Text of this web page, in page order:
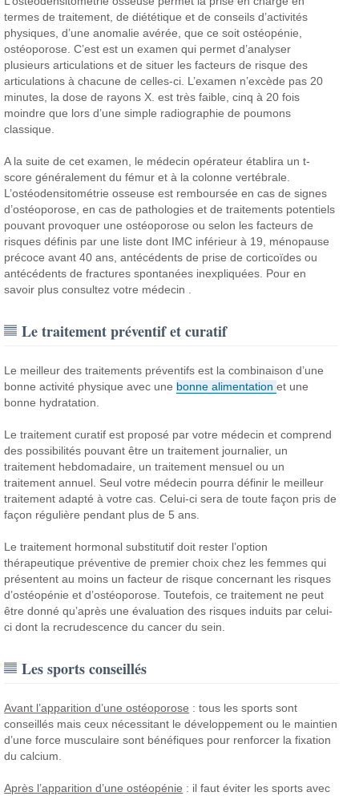
termes de traitement, de diététique et de conseils d’activités
physiques, d’une anomalie avérée, que ce soit ostéopénie,
ostéoporose. C’est est un examen qui permet d’analyser
plusieurs articulations et de situer les facteurs de risque des
articulations à chacune de celles-ci. L’examen n’excède pas 20
minutes, la dose de rayons X. est très faible, cinq à 20 fois
moindre que lors d’une simple radiographie de poumons
classique.
A la suite de cet examen, le médecin opérateur établira un t-
score généralement du fémur et à la colonne vertébrale.
L’ostéodensitométrie osseuse est remboursée en cas de signes
d’ostéoporose, en cas de pathologies et de traitements potentiels
pouvant provoquer une ostéoporose ou selon les facteurs de
risques définis par une liste dont IMC inférieur à 19, ménopause
précoce avant 40 ans, antécédents de prise de corticoïdes ou
antécédents de fractures spontanées inexpliquées. Pour en
savoir plus consultez votre médecin .
Le traitement préventif et curatif
Le meilleur des traitements préventifs est la combinaison d’une
bonne activité physique avec une bonne alimentationet une
bonne hydratation.
Le traitement curatif est proposé par votre médecin et comprend
des possibilités pouvant être un traitement journalier, un
traitement hebdomadaire, un traitement mensuel ou un
traitement annuel. Seul votre médecin pourra définir le meilleur
traitement adapté à votre cas. Celui-ci sera de toute façon pris de
façon régulière pendant plus de 5 ans.
Le traitement hormonal substitutif doit rester l’option
thérapeutique préventive de premier choix chez les femmes qui
présentent au moins un facteur de risque concernant les risques
d’ostéopénie et d’ostéoporose. Toutefois, ce traitement ne peut
être donné qu’après une évaluation des risques induits par celui-
ci dont la recrudescence du cancer du sein.
Les sports conseillés
Avant l’apparition d’une ostéoporose : tous les sports sont
conseillés mais ceux nécessitant le développement ou le maintien
d’une force musculaire sont bénéfiques pour renforcer la fixation
du calcium.
Après l’apparition d’une ostéopénie : il faut éviter les sports avec